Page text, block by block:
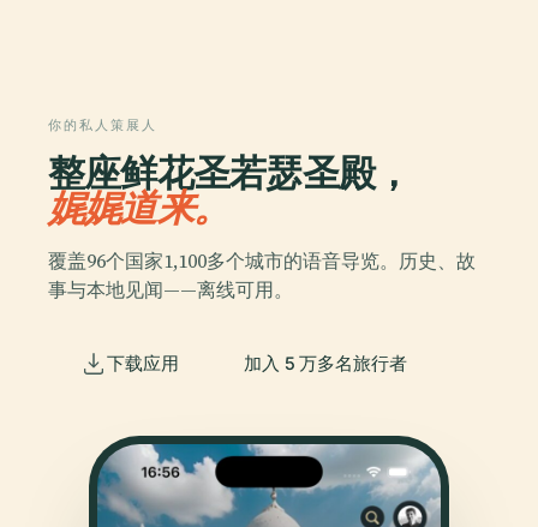
你的私人策展人
整座鲜花圣若瑟圣殿，
娓娓道来。
覆盖96个国家1,100多个城市的语音导览。历史、故
事与本地见闻——离线可用。
下载应用 加入 5 万多名旅行者